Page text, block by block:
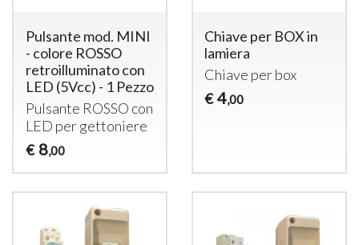
Pulsante mod. MINI
- colore ROSSO
retroilluminato con
LED (5Vcc) - 1 Pezzo
Pulsante ROSSO con
LED per gettoniere
€ 8,00
Chiave per BOX in
lamiera
Chiave per box
€ 4,00